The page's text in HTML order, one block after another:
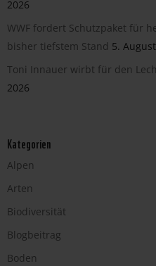
2026
WWF fordert Schutzpaket für
bisher tiefstem Stand 5.
Toni Innauer wirbt für den Lech
2026
Kategorien
Alpen
Arten
Biodiversität
Blogbeitrag
Boden